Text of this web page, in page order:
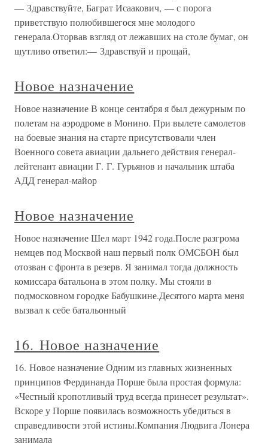
— Здравствуйте, Баграт Исаакович, — с порога
приветствую полюбившегося мне молодого
генерала.Оторвав взгляд от лежавших на столе бумаг, он
шутливо ответил:— Здравствуй и прощай,
Новое назначение
Новое назначение В конце сентября я был дежурным по
полетам на аэродроме в Монино. При вылете самолетов
на боевые знания на старте присутствовали член
Военного совета авиации дальнего действия генерал-
лейтенант авиации Г. Г. Гурьянов и начальник штаба
АДД генерал-майор
Новое назначение
Новое назначение Шел март 1942 года.После разгрома
немцев под Москвой наш первый полк ОМСБОН был
отозван с фронта в резерв. Я занимал тогда должность
комиссара батальона в этом полку. Мы стояли в
подмосковном городке Бабушкине.Десятого марта меня
вызвал к себе батальонный
16. Новое назначение
16. Новое назначение Одним из главных жизненных
принципов Фердинанда Порше была простая формула:
«Честный кропотливый труд всегда принесет результат».
Вскоре у Порше появилась возможность убедиться в
справедливости этой истины.Компания Людвига Лонера
занимала